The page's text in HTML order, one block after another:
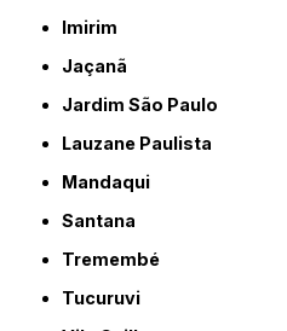
Imirim
Jaçanã
Jardim São Paulo
Lauzane Paulista
Mandaqui
Santana
Tremembé
Tucuruvi